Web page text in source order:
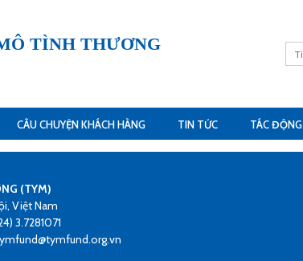
TÌNH THƯƠNG
CÂU CHUYỆN KHÁCH HÀNG TIN TỨC TÁC ĐỘNG
(TYM)
Việt Nam
3.7281071